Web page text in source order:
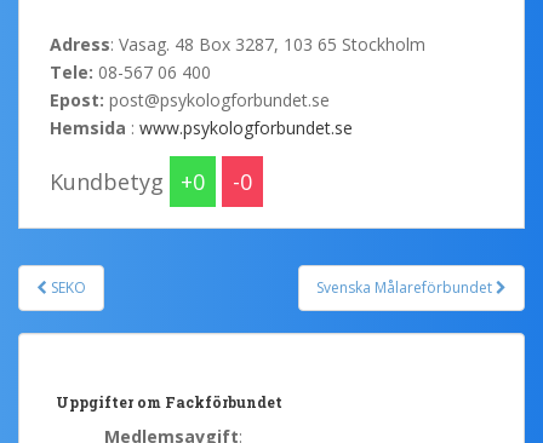
Adress: Vasag. 48 Box 3287, 103 65 Stockholm
Tele: 08-567 06 400
Epost: post@psykologforbundet.se
Hemsida : www.psykologforbundet.se
Kundbetyg 0 0
Post navigation
SEKO Svenska Målareförbundet
Uppgifter om Fackförbundet
Medlemsavgift: